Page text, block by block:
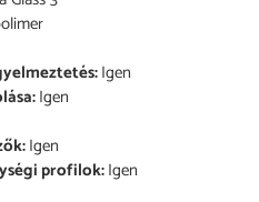
Igen
Igen
Igen
profilok:Igen